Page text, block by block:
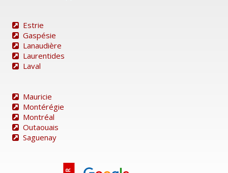
Estrie
Gaspésie
Lanaudière
Laurentides
Laval
Mauricie
Montérégie
Montréal
Outaouais
Saguenay